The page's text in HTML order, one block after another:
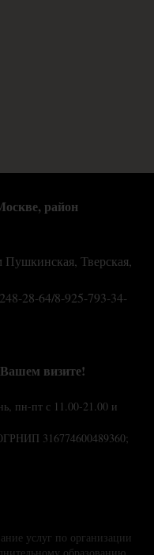
район
Тверская,
28-64/8-925-793-34-
визите!
пн-пт с 11.00-21.00 и
316774600489360;
услуг по организации